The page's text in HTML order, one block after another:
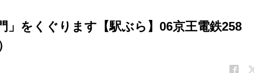
」をくぐります【駅ぶら】06京王電鉄258